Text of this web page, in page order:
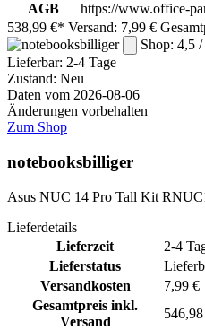
AGB
https://www.office-
538,99 €* Versand: 7,99 €
Shop: 4,5
Lieferbar: 2-4 Tage
Zustand: Neu
Daten vom 2026-08-06
Änderungen vorbehalten
Zum Shop
notebooksbilliger
Asus NUC 14 Pro Tall Kit
Lieferdetails
Lieferzeit
2-4
Lieferstatus
Versandkosten
7,99 €
Gesamtpreis inkl.
Versand